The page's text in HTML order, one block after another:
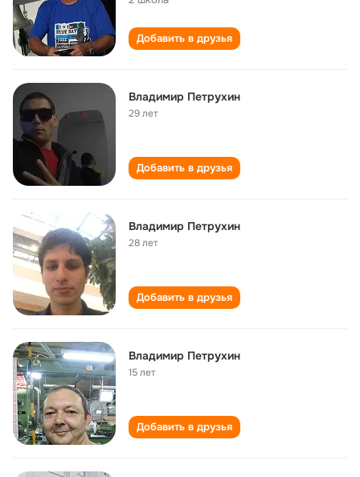
Добавить в друзья
Владимир Петрухин
29 лет
Добавить в друзья
Владимир Петрухин
28 лет
Добавить в друзья
Владимир Петрухин
15 лет
Добавить в друзья